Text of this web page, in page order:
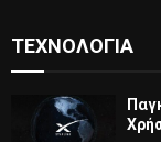
ΤΕΧΝΟΛΟΓΊΑ